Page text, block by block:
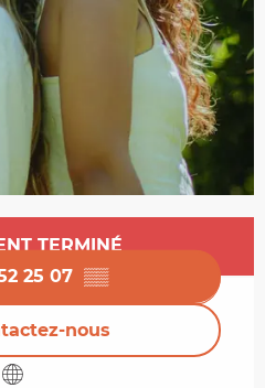
TERMINÉ
25 07 ▒▒
nous